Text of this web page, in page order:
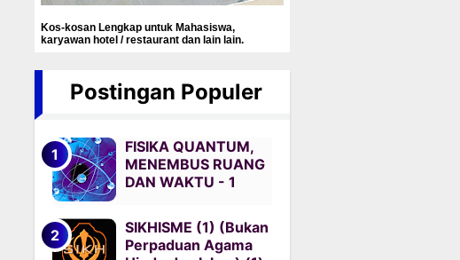
Kos-kosan Lengkap untuk Mahasiswa,
karyawan hotel / restaurant dan lain lain.
Postingan Populer
FISIKA QUANTUM,
MENEMBUS RUANG
DAN WAKTU - 1
SIKHISME (1) (Bukan
Perpaduan Agama